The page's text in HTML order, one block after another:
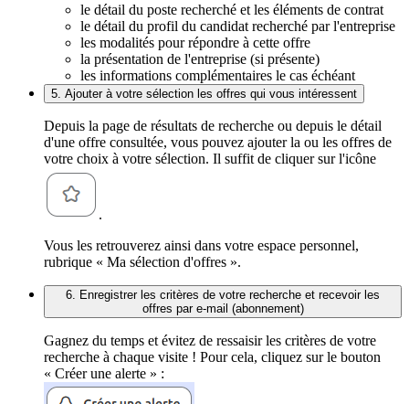
le détail du poste recherché et les éléments de contrat
le détail du profil du candidat recherché par l'entreprise
les modalités pour répondre à cette offre
la présentation de l'entreprise (si présente)
les informations complémentaires le cas échéant
5. Ajouter à votre sélection les offres qui vous intéressent
Depuis la page de résultats de recherche ou depuis le détail
d'une offre consultée, vous pouvez ajouter la ou les offres de
votre choix à votre sélection. Il suffit de cliquer sur l'icône
.
Vous les retrouverez ainsi dans votre espace personnel,
rubrique « Ma sélection d'offres ».
6. Enregistrer les critères de votre recherche et recevoir les
offres par e-mail (abonnement)
Gagnez du temps et évitez de ressaisir les critères de votre
recherche à chaque visite ! Pour cela, cliquez sur le bouton
« Créer une alerte » :